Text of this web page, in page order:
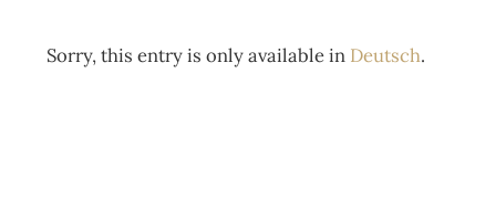
Sorry, this entry is only available in Deutsch.